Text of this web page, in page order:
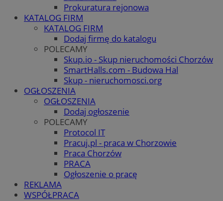
Prokuratura rejonowa
KATALOG FIRM
KATALOG FIRM
Dodaj firmę do katalogu
POLECAMY
Skup.io - Skup nieruchomości Chorzów
SmartHalls.com - Budowa Hal
Skup - nieruchomosci.org
OGŁOSZENIA
OGŁOSZENIA
Dodaj ogłoszenie
POLECAMY
Protocol IT
Pracuj.pl - praca w Chorzowie
Praca Chorzów
PRACA
Ogłoszenie o pracę
REKLAMA
WSPÓŁPRACA